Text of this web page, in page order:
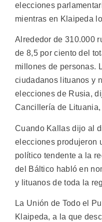
elecciones
mientras en Klaipeda
Alrededor de 310.000
de 8,5 por ciento del
millones de personas.
ciudadanos lituanos y
elecciones de Rusia,
Cancillería de
Cuando Kallas dijo al
elecciones produjeron
político tendente a la
del Báltico habló en
y lituanos de toda la
La Unión de Todo el
Klaipeda, a la que